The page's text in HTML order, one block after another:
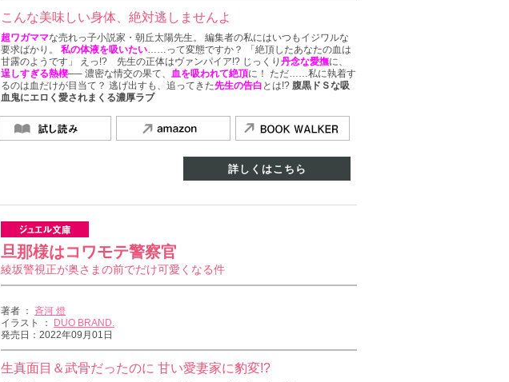
こんな美味しい身体、絶対逃しませんよ
超ワガママな売れっ子小説家・朝丘太陽先生。 編集者の私にはいつもイジワルな
要求ばかり。 私の体液を吸いたい……って変態ですか？ 「絶頂したあなたの血は
甘露のようです」 えっ!? 先生の正体はヴァンパイア!? じっくり 丹念な愛撫に、
逞しすぎる熱楔── 濃密な情交の果て、 血を吸われて絶頂に！ ただ……私に執着す
るのは血だけが目当て？ 逃げ出すも、追ってきた先生の告白 とは!? 腹黒ドＳな吸
血鬼にエロく愛されまくる濃厚ラブ
詳しくはこちら
旦那様はコワモテ警察官
綾坂警視正が奥さまの前でだけ可愛くなる件
著者 ： 斉河 燈
イラスト ：
DUO BRAND.
発売日：2022年09月01日
生真面目＆武骨だったのに 甘い愛妻家に豹変!?